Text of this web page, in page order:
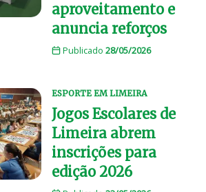
aproveitamento e
anuncia reforços
Publicado 28/05/2026
ESPORTE EM LIMEIRA
Jogos Escolares de
Limeira abrem
inscrições para
edição 2026